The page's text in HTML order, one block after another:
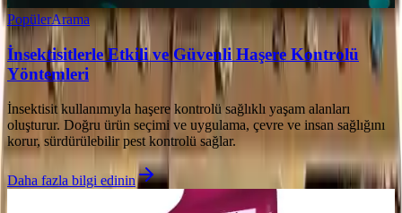
PopülerArama
İnsektisitlerle Etkili ve Güvenli Haşere Kontrolü
Yöntemleri
İnsektisit kullanımıyla haşere kontrolü sağlıklı yaşam alanları
oluşturur. Doğru ürün seçimi ve uygulama, çevre ve insan sağlığını
korur, sürdürülebilir pest kontrolü sağlar.
Daha fazla bilgi edinin